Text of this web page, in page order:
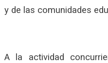
y de las comunidades
A la actividad